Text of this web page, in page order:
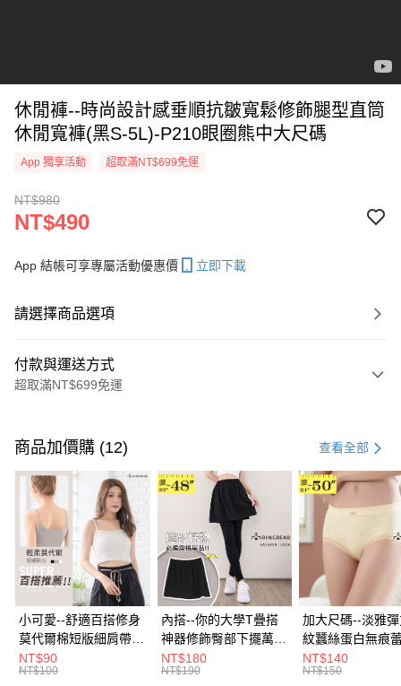
休閒褲--時尚設計感垂順抗皺寬鬆修飾腿型直筒
休閒寬褲(黑S-5L)-P210眼圈熊中大尺碼
App 獨享活動 超取滿NT$699免運
NT$980
NT$490
App 結帳可享專屬活動優惠價 立即下載
請選擇商品選項
付款與運送方式
超取滿NT$699免運
信用卡一次付款
超商取貨付款
LINE Pay
Apple Pay
街口支付
悠遊付
Google Pay
大哥付你分期
商品加價購 (12) 查看全部
小可愛--舒適百搭修身
莫代爾棉短版細肩帶素
色背心(白.黑.灰L-2L)-
U582眼圈熊中大尺碼
NT$90
NT$100
內搭--你的大學T疊搭
神器修飾臀部下擺萬用
內搭裙/遮臀裙(黑2L-
6L)-Q155眼圈熊中大
NT$180
NT$190
加大尺碼--淡雅
紋蠶絲蛋白無痕
角內褲(白.粉.藍.
3L)-L28眼圈熊中
NT$140
NT$150